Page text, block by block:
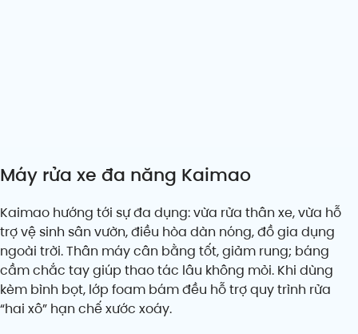
Máy rửa xe đa năng Kaimao
Kaimao hướng tới sự đa dụng: vừa rửa thân xe, vừa hỗ
trợ vệ sinh sân vườn, điều hòa dàn nóng, đồ gia dụng
ngoài trời. Thân máy cân bằng tốt, giảm rung; báng
cầm chắc tay giúp thao tác lâu không mỏi. Khi dùng
kèm bình bọt, lớp foam bám đều hỗ trợ quy trình rửa
“hai xô” hạn chế xước xoáy.